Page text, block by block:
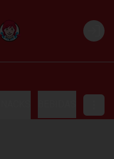
Login